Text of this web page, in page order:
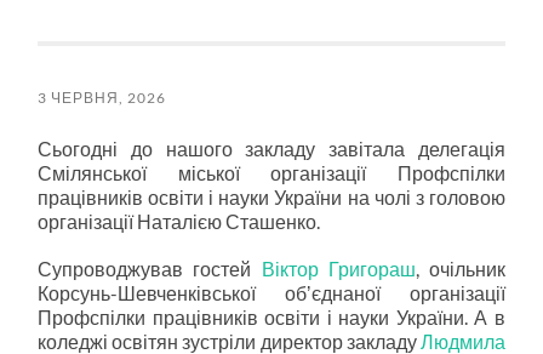
3 ЧЕРВНЯ, 2026
Сьогодні до нашого закладу завітала делегація
Смілянської міської організації Профспілки
працівників освіти і науки України на чолі з головою
організації Наталією Сташенко.
Супроводжував гостей Віктор Григораш, очільник
Корсунь-Шевченківської обʼєднаної організації
Профспілки працівників освіти і науки України. А в
коледжі освітян зустріли директор закладуЛюдмила